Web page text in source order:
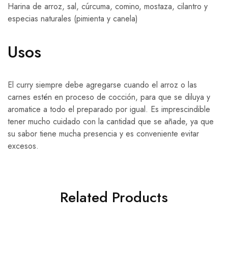
Harina de arroz, sal, cúrcuma, comino, mostaza, cilantro y
especias naturales (pimienta y canela)
Usos
El curry siempre debe agregarse cuando el arroz o las
carnes estén en proceso de cocción, para que se diluya y
aromatice a todo el preparado por igual. Es imprescindible
tener mucho cuidado con la cantidad que se añade, ya que
su sabor tiene mucha presencia y es conveniente evitar
excesos.
Related Products